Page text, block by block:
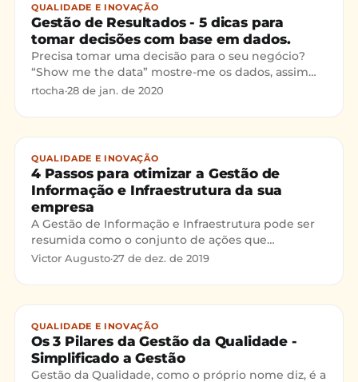
QUALIDADE E INOVAÇÃO
Gestão de Resultados - 5 dicas para
tomar decisões com base em dados.
Precisa tomar uma decisão para o seu negócio?
“Show me the data” mostre-me os dados, assim
que a maioria das empresas tomam decisões, a
rtocha·28 de jan. de 2020
QUALIDADE E INOVAÇÃO
4 Passos para otimizar a Gestão de
Informação e Infraestrutura da sua
empresa
A Gestão de Informação e Infraestrutura pode ser
resumida como o conjunto de ações que
promovem os recursos necessários para a melhoria
devida operação da organização.
Victor Augusto·27 de dez. de 2019
QUALIDADE E INOVAÇÃO
Os 3 Pilares da Gestão da Qualidade -
Simplificado a Gestão
Gestão da Qualidade, como o próprio nome diz, é a